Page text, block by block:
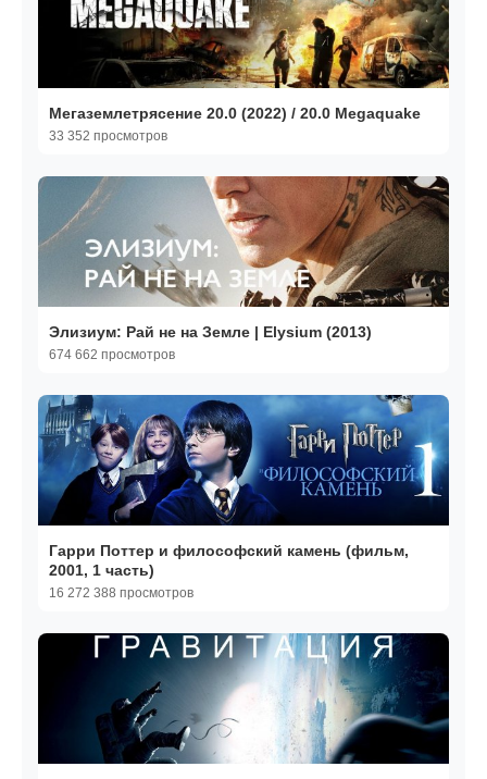
Мегаземлетрясение 20.0 (2022) / 20.0 Megaquake
33 352 просмотров
Элизиум: Рай не на Земле | Elysium (2013)
674 662 просмотров
Гарри Поттер и философский камень (фильм,
2001, 1 часть)
16 272 388 просмотров